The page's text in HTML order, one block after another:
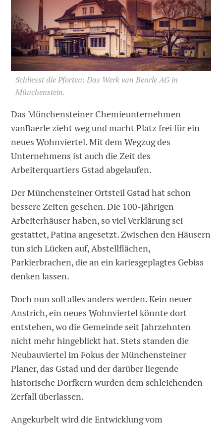
Schliesst die Pforten: Das Werk van Bearle AG in
Münchenstein.
Das Münchensteiner Chemieunternehmen
vanBaerle zieht weg und macht Platz frei für ein
neues Wohnviertel. Mit dem Wegzug des
Unternehmens ist auch die Zeit des
Arbeiterquartiers Gstad abgelaufen.
Der Münchensteiner Ortsteil Gstad hat schon
bessere Zeiten gesehen. Die 100-jährigen
Arbeiterhäuser haben, so viel Verklärung sei
gestattet, Patina angesetzt. Zwischen den Häusern
tun sich Lücken auf, Abstellflächen,
Parkierbrachen, die an ein kariesgeplagtes Gebiss
denken lassen.
Doch nun soll alles anders werden. Kein neuer
Anstrich, ein neues Wohnviertel könnte dort
entstehen, wo die Gemeinde seit Jahrzehnten
nicht mehr hingeblickt hat. Stets standen die
Neubauviertel im Fokus der Münchensteiner
Planer, das Gstad und der darüber liegende
historische Dorfkern wurden dem schleichenden
Zerfall überlassen.
Angekurbelt wird die Entwicklung vom